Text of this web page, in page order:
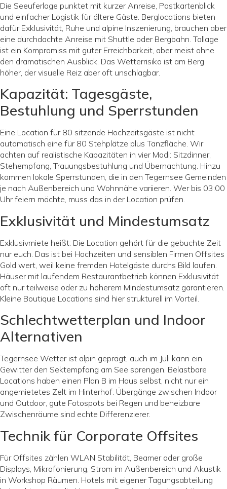
Die Seeuferlage punktet mit kurzer Anreise, Postkartenblick
und einfacher Logistik für ältere Gäste. Berglocations bieten
dafür Exklusivität, Ruhe und alpine Inszenierung, brauchen aber
eine durchdachte Anreise mit Shuttle oder Bergbahn. Tallage
ist ein Kompromiss mit guter Erreichbarkeit, aber meist ohne
den dramatischen Ausblick. Das Wetterrisiko ist am Berg
höher, der visuelle Reiz aber oft unschlagbar.
Kapazität: Tagesgäste,
Bestuhlung und Sperrstunden
Eine Location für 80 sitzende Hochzeitsgäste ist nicht
automatisch eine für 80 Stehplätze plus Tanzfläche. Wir
achten auf realistische Kapazitäten in vier Modi: Sitzdinner,
Stehempfang, Trauungsbestuhlung und Übernachtung. Hinzu
kommen lokale Sperrstunden, die in den Tegernsee Gemeinden
je nach Außenbereich und Wohnnähe variieren. Wer bis 03:00
Uhr feiern möchte, muss das in der Location prüfen.
Exklusivität und Mindestumsatz
Exklusivmiete heißt: Die Location gehört für die gebuchte Zeit
nur euch. Das ist bei Hochzeiten und sensiblen Firmen Offsites
Gold wert, weil keine fremden Hotelgäste durchs Bild laufen.
Häuser mit laufendem Restaurantbetrieb können Exklusivität
oft nur teilweise oder zu höherem Mindestumsatz garantieren.
Kleine Boutique Locations sind hier strukturell im Vorteil.
Schlechtwetterplan und Indoor
Alternativen
Tegernsee Wetter ist alpin geprägt, auch im Juli kann ein
Gewitter den Sektempfang am See sprengen. Belastbare
Locations haben einen Plan B im Haus selbst, nicht nur ein
angemietetes Zelt im Hinterhof. Übergänge zwischen Indoor
und Outdoor, gute Fotospots bei Regen und beheizbare
Zwischenräume sind echte Differenzierer.
Technik für Corporate Offsites
Für Offsites zählen WLAN Stabilität, Beamer oder große
Displays, Mikrofonierung, Strom im Außenbereich und Akustik
in Workshop Räumen. Hotels mit eigener Tagungsabteilung